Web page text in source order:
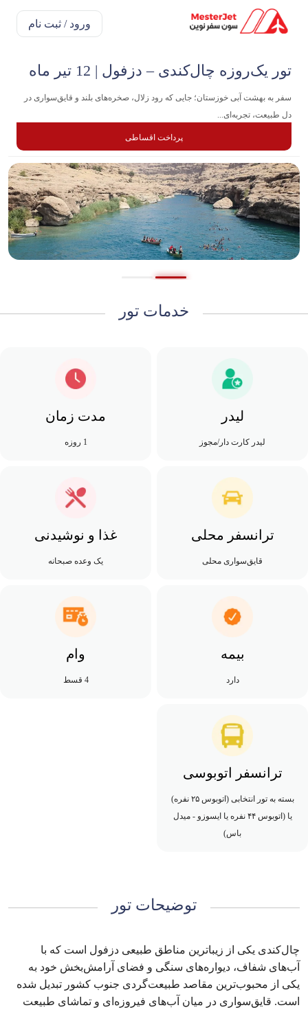
ورود / ثبت نام
تور یک‌روزه چال‌کندی – دزفول | 12 تیر ماه
سفر به بهشت آبی خوزستان؛ جایی که رود زلال، صخره‌های بلند و قایق‌سواری در
دل طبیعت، تجربه‌ای...
پرداخت اقساطی
خدمات تور
لیدر
لیدر کارت دار/مجوز
مدت زمان
1 روزه
ترانسفر محلی
قایق‌سواری محلی
غذا و نوشیدنی
یک وعده صبحانه
بیمه
دارد
وام
4 قسط
ترانسفر اتوبوسی
بسته به تور انتخابی (اتوبوس ۲۵ نفره)
یا (اتوبوس ۴۴ نفره یا ایسوزو - میدل
باس)
توضیحات تور
چال‌کندی یکی از زیباترین مناطق طبیعی دزفول است که با
آب‌های شفاف، دیواره‌های سنگی و فضای آرامش‌بخش خود به
یکی از محبوب‌ترین مقاصد طبیعت‌گردی جنوب کشور تبدیل شده
است. قایق‌سواری در میان آب‌های فیروزه‌ای و تماشای طبیعت